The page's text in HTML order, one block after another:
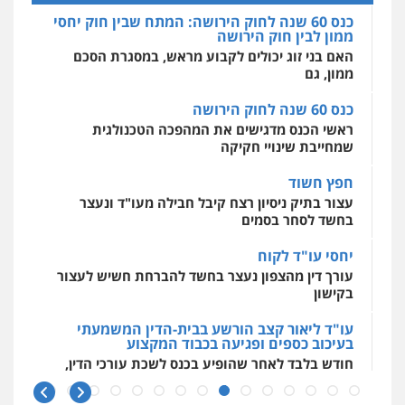
עו"ד מוחמד סביחאת
עו"ד יניב זוסמן
0525199949
גל דהן – משרד עורך דין פלילי
פלילי פשיעה חמורה סמים מעצרים
וחקירות
חנא בולוס – משרד עורכי דין
פלילי פשיעה חמורה צווארון לבן נזיקין
אחסון אתרים
מהירות הגנה גיבוי תמיכה שירותים
מקצועיים לעורכי דין
מרכז התחלה חדשה
אסירים עבירות מין שירותים מקצועיים
לעורכי דין
0544500346
כנס 60 שנה לחוק הירושה: המתח שבין חוק יחסי
ממון לבין חוק הירושה
האם בני זוג יכולים לקבוע מראש, במסגרת הסכם
ממון, גם
כנס 60 שנה לחוק הירושה
ראשי הכנס מדגישים את המהפכה הטכנולגית
שמחייבת שינויי חקיקה
חפץ חשוד
עצור בתיק ניסיון רצח קיבל חבילה מעו"ד ונעצר
בחשד לסחר בסמים
יחסי עו"ד לקוח
עורך דין מהצפון נעצר בחשד להברחת חשיש לעצור
בקישון
עו"ד ליאור קצב הורשע בבית-הדין המשמעתי
בעיכוב כספים ופגיעה בכבוד המקצוע
חודש בלבד לאחר שהופיע בכנס לשכת עורכי הדין,
קצב הורשע